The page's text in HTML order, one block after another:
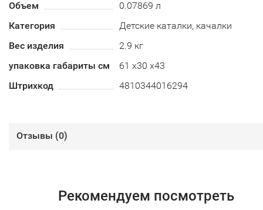
Объем
0.07869 л
Категория
Детские каталки, качалки
Вес изделия
2.9 кг
упаковка габариты см
61 х30 х43
Штрихкод
4810344016294
Отзывы (0)
Рекомендуем посмотреть